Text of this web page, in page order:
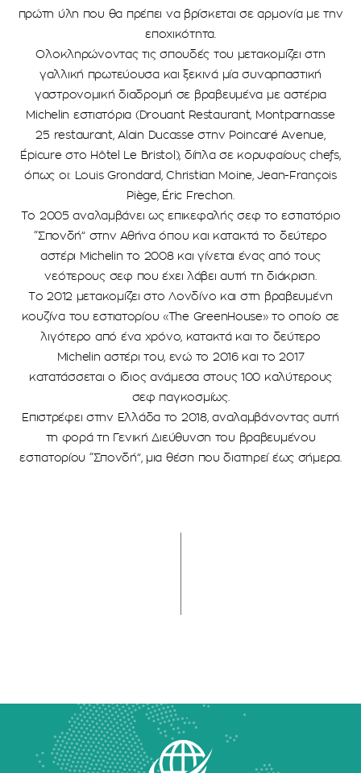
πρώτη ύλη που θα πρέπει να βρίσκεται σε αρμονία με την
εποχικότητα.
Ολοκληρώνοντας τις σπουδές του μετακομίζει στη
γαλλική πρωτεύουσα και ξεκινά μία συναρπαστική
γαστρονομική διαδρομή σε βραβευμένα με αστέρια
Michelin εστιατόρια (Drouant Restaurant, Montparnasse
25 restaurant, Alain Ducasse στην Poincaré Avenue,
Épicure στο Hôtel Le Bristol), δίπλα σε κορυφαίους chefs,
όπως οι: Louis Grondard, Christian Moine, Jean-François
Piège, Éric Frechon.
Το 2005 αναλαμβάνει ως επικεφαλής σεφ το εστιατόριο
“Σπονδή” στην Αθήνα όπου και κατακτά το δεύτερο
αστέρι Michelin το 2008 και γίνεται ένας από τους
νεότερους σεφ που έχει λάβει αυτή τη διάκριση.
Το 2012 μετακομίζει στο Λονδίνο και στη βραβευμένη
κουζίνα του εστιατορίου «The GreenHouse» το οποίο σε
λιγότερο από ένα χρόνο, κατακτά και το δεύτερο
Michelin αστέρι του, ενώ το 2016 και το 2017
κατατάσσεται ο ίδιος ανάμεσα στους 100 καλύτερους
σεφ παγκοσμίως.
Επιστρέφει στην Ελλάδα το 2018, αναλαμβάνοντας αυτή
τη φορά τη Γενική Διεύθυνση του βραβευμένου
εστιατορίου “Σπονδή”, μια θέση που διατηρεί έως σήμερα.